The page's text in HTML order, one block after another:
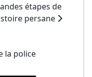
étapes de
persane
la police